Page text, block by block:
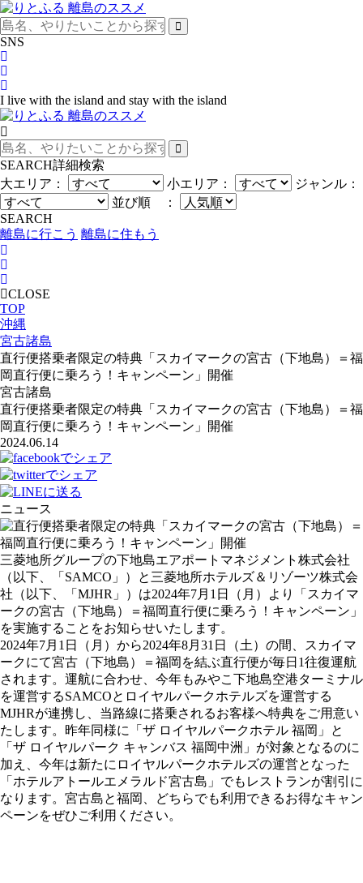
SNS
I live with the island and stay with the island
SEARCH詳細検索
大エリア：
小エリア：
ジャンル：
並び順 ：
SEARCH
離島に行こう 離島に住もう
CLOSE
TOP
沖縄
宮古諸島
直行便搭乗者限定の特典「スカイマークの宮古（下地島）＝福
岡直行便に乗ろう！キャンペーン」開催
宮古諸島
直行便搭乗者限定の特典「スカイマークの宮古（下地島）＝福
岡直行便に乗ろう！キャンペーン」開催
2024.06.14
ニュース
三菱地所グループの下地島エアポートマネジメント株式会社
（以下、「SAMCO」）と三菱地所ホテルズ＆リゾーツ株式会
社（以下、「MJHR」）は2024年7月1日（月）より「スカイマ
ークの宮古（下地島）＝福岡直行便に乗ろう！キャンペーン」
を実施することをお知らせいたします。
2024年7月1日（月）から2024年8月31日（土）の間、スカイマ
ークにて宮古（下地島）＝福岡を結ぶ直行便が毎日1往復運航
されます。運航に合わせ、今年もみやこ下地島空港ターミナル
を運営するSAMCOとロイヤルパークホテルズを運営する
MJHRが連携し、当路線に搭乗されるお客様へ特典をご用意い
たします。昨年同様に「ザ ロイヤルパークホテル 福岡」と
「ザ ロイヤルパーク キャンバス 福岡中洲」が対象となるのに
加え、今年は新たにロイヤルパークホテルズの運営となった
「ホテルアトールエメラルド宮古島」でもレストランが割引に
なります。宮古島と福岡、どちらでも利用できるお得なキャン
ペーンをぜひご利用ください。